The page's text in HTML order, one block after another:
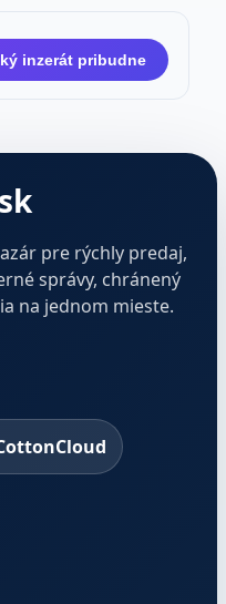
inzerát pribudne
pre rýchly predaj,
správy, chránený
na jednom mieste.